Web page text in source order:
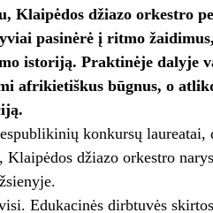
Klaipėdos džiazo orkestro
pasinėrė į ritmo
istoriją. Praktinėje dalyje
afrikietiškus būgnus, o
konkursų
džiazo orkestro
Edukacinės dirbtuvės